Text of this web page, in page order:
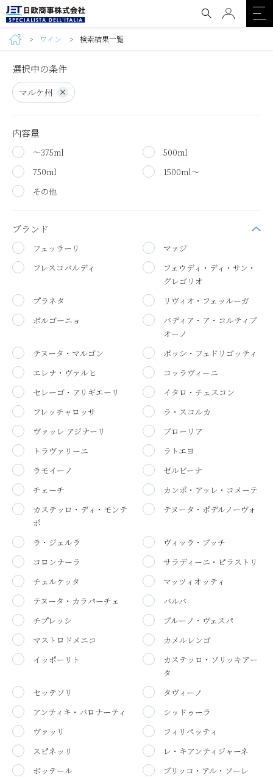
ワイン 検索結果一覧
選択中の条件
マルケ州
内容量
～375ml
500ml
750ml
1500ml～
その他
ブランド
フェッラーリ
マァジ
フレスコバルディ
フェウディ・ディ・サン・
グレゴリオ
プラネタ
リヴィオ・フェッルーガ
ボルゴーニョ
バディア・ア・コルティブ
オーノ
テヌータ・マルゴン
ボッシ・フェドリゴッティ
エレナ・ヴァルヒ
コッラヴィーニ
セレーゴ・アリギエーリ
イタロ・チェスコン
フレッチャロッサ
ラ・スコルカ
ヴァッレ アジナーリ
ブローリア
トラヴァリーニ
ラトエヨ
ラモイーノ
ゼルビーナ
チェーチ
カンポ・アッレ・コメーテ
カステッロ・ディ・モンテ
ポ
テヌータ・ポデルノーヴォ
ラ・ジェルラ
ヴィッラ・ブッチ
コロンナーラ
サラディーニ・ピラストリ
チェルケッタ
マッツィオッティ
テヌータ・カラパーチェ
バルバ
チプレッシ
ブルーノ・ヴェスパ
マストロドメニコ
カメルレンゴ
イッポーリト
カステッロ・ソリッキアー
タ
セッテソリ
タヴィーノ
アンティキ・バロナーティ
シッドゥーラ
ヴァッリ
フィリペッティ
スピネッリ
レ・キアンティジャーネ
ボッテール
ブリッコ・アル・ソーレ